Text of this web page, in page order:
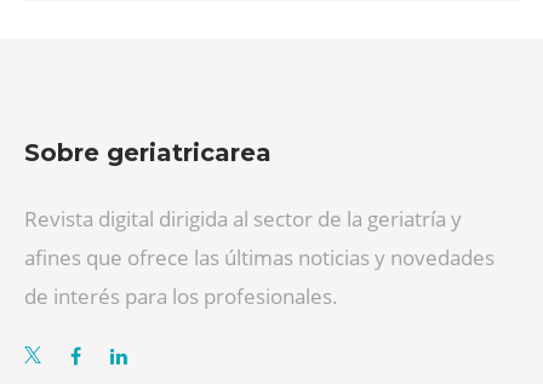
Sobre geriatricarea
Revista digital dirigida al sector de la geriatría y
afines que ofrece las últimas noticias y novedades
de interés para los profesionales.